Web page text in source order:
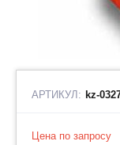
АРТИКУЛ: kz-
Цена по запросу